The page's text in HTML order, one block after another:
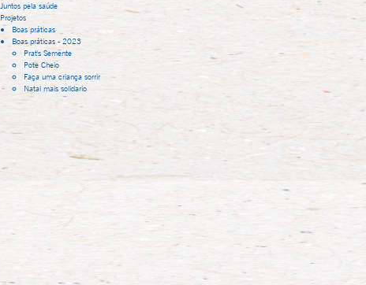
Juntos pela saúde
Projetos
Boas práticas
Boas práticas - 2023
Prat's Semente
Pote Cheio
Faça uma criança sorrir
Natal mais solidario